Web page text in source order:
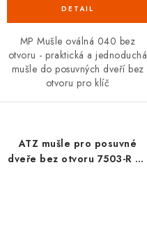
MP Mušle oválná 040 bez
otvoru - praktická a jednoduchá
mušle do posuvných dveří bez
otvoru pro klíč
ATZ mušle pro posuvné
dveře bez otvoru 7503-R BS